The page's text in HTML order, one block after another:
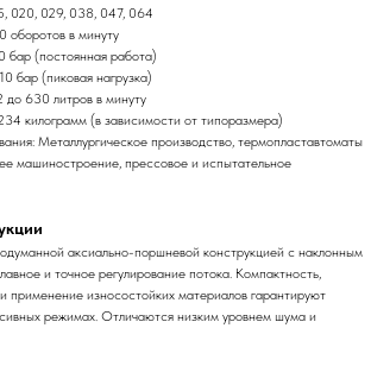
020, 029, 038, 047, 064
оборотов в минуту
бар (постоянная работа)
бар (пиковая нагрузка)
630 литров в минуту
килограмм (в зависимости от типоразмера)
Металлургическое производство, термопластавтоматы
машиностроение, прессовое и испытательное
аксиально-поршневой конструкцией с наклонным
и точное регулирование потока. Компактность,
применение износостойких материалов гарантируют
режимах. Отличаются низким уровнем шума и